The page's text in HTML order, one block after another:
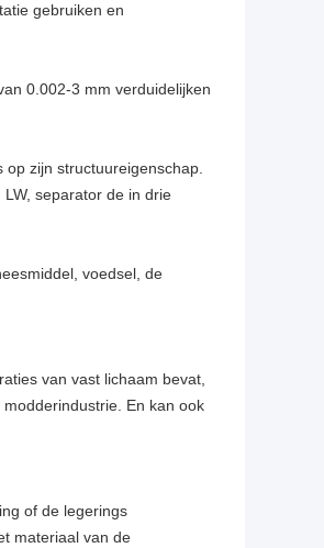
gebruiken en
0.002-3 mm verduidelijken
op zijn structuureigenschap.
separator de in drie
voedsel, de
van vast lichaam bevat,
En kan ook
of de legerings
materiaal van de